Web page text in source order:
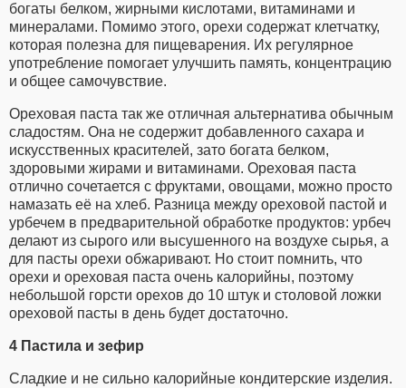
богаты белком, жирными кислотами, витаминами и
минералами. Помимо этого, орехи содержат клетчатку,
которая полезна для пищеварения. Их регулярное
употребление помогает улучшить память, концентрацию
и общее самочувствие.
Ореховая паста так же отличная альтернатива обычным
сладостям. Она не содержит добавленного сахара и
искусственных красителей, зато богата белком,
здоровыми жирами и витаминами. Ореховая паста
отлично сочетается с фруктами, овощами, можно просто
намазать её на хлеб. Разница между ореховой пастой и
урбечем в предварительной обработке продуктов: урбеч
делают из сырого или высушенного на воздухе сырья, а
для пасты орехи обжаривают. Но стоит помнить, что
орехи и ореховая паста очень калорийны, поэтому
небольшой горсти орехов до 10 штук и столовой ложки
ореховой пасты в день будет достаточно.
4 Пастила и зефир
Сладкие и не сильно калорийные кондитерские изделия.